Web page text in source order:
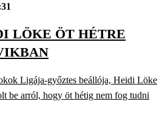
LÖKE ÖT HÉTRE
Ligája-győztes beállója, Heidi Löke
be arról, hogy öt hétig nem fog tudni